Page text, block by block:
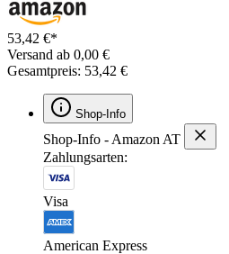
53,42 €*
Versand ab 0,00 €
Gesamtpreis: 53,42 €
Shop-Info
Shop-Info - Amazon AT
Zahlungsarten:
Visa
American Express